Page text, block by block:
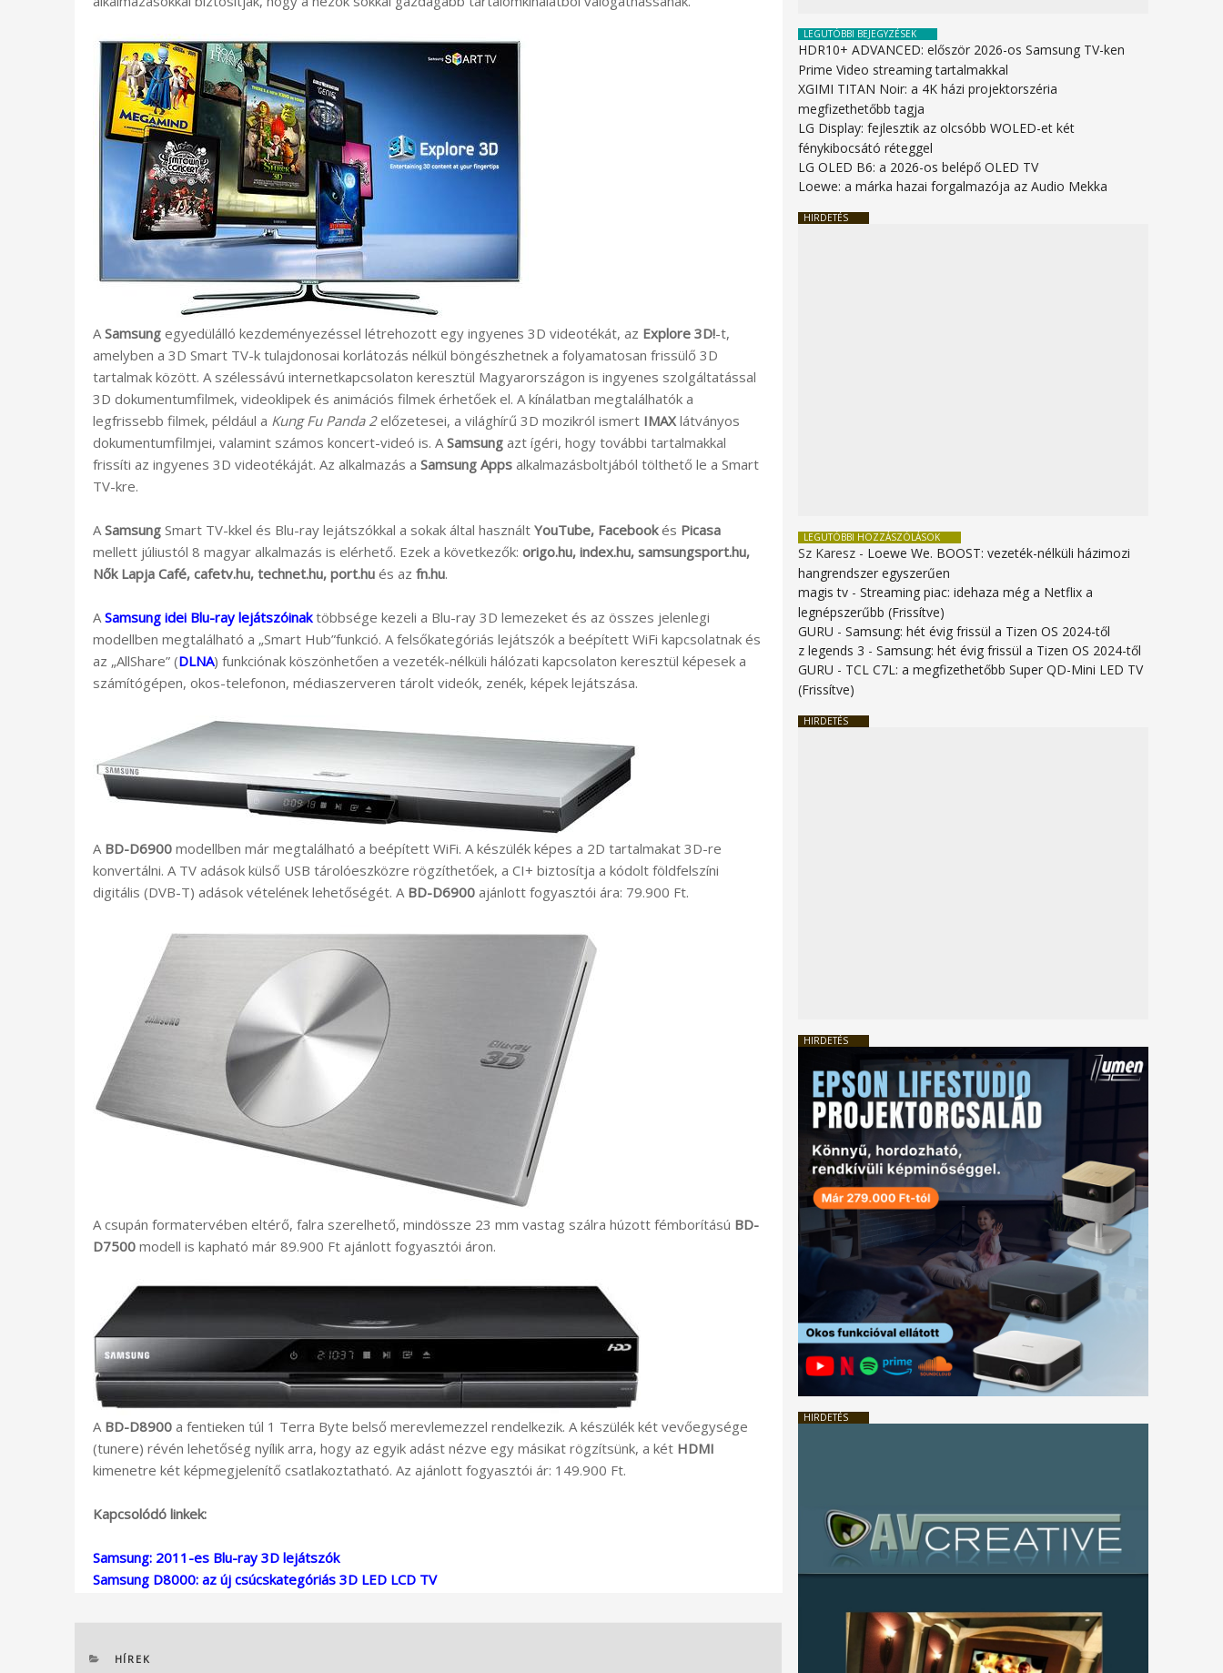
A Samsung egyedülálló kezdeményezéssel létrehozott egy ingyenes 3D videotékát, az Explore 3D!-t,
amelyben a 3D Smart TV-k tulajdonosai korlátozás nélkül böngészhetnek a folyamatosan frissülő 3D
tartalmak között. A szélessávú internetkapcsolaton keresztül Magyarországon is ingyenes szolgáltatással
3D dokumentumfilmek, videoklipek és animációs filmek érhetőek el. A kínálatban megtalálhatók a
legfrissebb filmek, például a Kung Fu Panda 2előzetesei, a világhírű 3D mozikról ismert IMAX látványos
dokumentumfilmjei, valamint számos koncert-videó is. A Samsung azt ígéri, hogy további tartalmakkal
frissíti az ingyenes 3D videotékáját. Az alkalmazás a Samsung Apps alkalmazásboltjából tölthető le a Smart
TV-kre.
A Samsung Smart TV-kkel és Blu-ray lejátszókkal a sokak által használt YouTube, Facebookés Picasa
mellett júliustól 8 magyar alkalmazás is elérhető. Ezek a következők: origo.hu, index.hu, samsungsport.hu,
Nők Lapja Café, cafetv.hu, technet.hu, port.hu és az fn.hu.
A Samsung idei Blu-ray lejátszóinaktöbbsége kezeli a Blu-ray 3D lemezeket és az összes jelenlegi
modellben megtalálható a „Smart Hub”funkció. A felsőkategóriás lejátszók a beépített WiFi kapcsolatnak és
az „AllShare” (DLNA) funkciónak köszönhetően a vezeték-nélküli hálózati kapcsolaton keresztül képesek a
számítógépen, okos-telefonon, médiaszerveren tárolt videók, zenék, képek lejátszása.
A BD-D6900 modellben már megtalálható a beépített WiFi. A készülék képes a 2D tartalmakat 3D-re
konvertálni. A TV adások külső USB tárolóeszközre rögzíthetőek, a CI+ biztosítja a kódolt földfelszíni
digitális (DVB-T) adások vételének lehetőségét. A BD-D6900 ajánlott fogyasztói ára: 79.900 Ft.
A csupán formatervében eltérő, falra szerelhető, mindössze 23 mm vastag szálra húzott fémborítású BD-
D7500 modell is kapható már 89.900 Ft ajánlott fogyasztói áron.
A BD-D8900 a fentieken túl 1 Terra Byte belső merevlemezzel rendelkezik. A készülék két vevőegysége
(tunere) révén lehetőség nyílik arra, hogy az egyik adást nézve egy másikat rögzítsünk, a két HDMI
kimenetre két képmegjelenítő csatlakoztatható. Az ajánlott fogyasztói ár: 149.900 Ft.
Kapcsolódó linkek:
Samsung: 2011-es Blu-ray 3D lejátszók
Samsung D8000: az új csúcskategóriás 3D LED LCD TV
KATEGÓRIÁK
HÍREK
LEGUTÓBBI BEJEGYZÉSEK
HDR10+ ADVANCED: először 2026-os Samsung TV-ken
Prime Video streaming tartalmakkal
XGIMI TITAN Noir: a 4K házi projektorszéria
megfizethetőbb tagja
LG Display: fejlesztik az olcsóbb WOLED-et két
fénykibocsátó réteggel
LG OLED B6: a 2026-os belépő OLED TV
Loewe: a márka hazai forgalmazója az Audio Mekka
HIRDETÉS
LEGUTÓBBI HOZZÁSZÓLÁSOK
Sz Karesz - Loewe We. BOOST: vezeték-nélküli házimozi
hangrendszer egyszerűen
magis tv -Streaming piac: idehaza még a Netflix a
legnépszerűbb (Frissítve)
GURU -Samsung: hét évig frissül a Tizen OS 2024-től
z legends 3 -Samsung: hét évig frissül a Tizen OS 2024-től
GURU - TCL C7L: a megfizethetőbb Super QD-Mini LED TV
(Frissítve)
HIRDETÉS
HIRDETÉS
HIRDETÉS